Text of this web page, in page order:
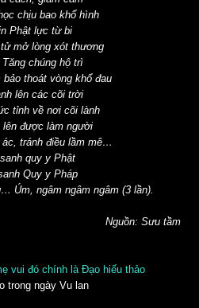
chịu bao khổ hình
Phật lực từ bi
mở lòng xót thương
chúng hộ trì
bảo thoát vòng khổ đau
lên các cõi trời
tỉnh về nơi cõi lành
lên được làm người
ác, tránh điều lầm mê…
quy y Phật
Quy y Pháp
Úm, ngâm ngâm ngâm (3 lần).
Nguồn: Sưu tầm
vui đó chính là Đạo hiếu thảo
trong ngày Vu lan